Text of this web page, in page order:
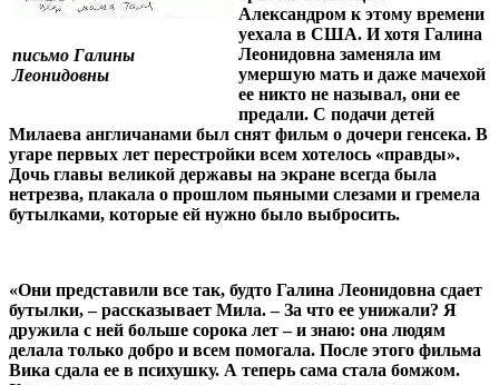
письмо Галины
Леонидовны
Александром к этому времени
уехала в США. И хотя Галина
Леонидовна заменяла им
умершую мать и даже мачехой
ее никто не называл, они ее
предали. С подачи детей
Милаева англичанами был снят фильм о дочери генсека. В
угаре первых лет перестройки всем хотелось «правды».
Дочь главы великой державы на экране всегда была
нетрезва, плакала о прошлом пьяными слезами и гремела
бутылками, которые ей нужно было выбросить.
«Они представили все так, будто Галина Леонидовна сдает
бутылки, – рассказывает Мила. – За что ее унижали? Я
дружила с ней больше сорока лет – и знаю: она людям
делала только добро и всем помогала. После этого фильма
Вика сдала ее в психушку. А теперь сама стала бомжом.